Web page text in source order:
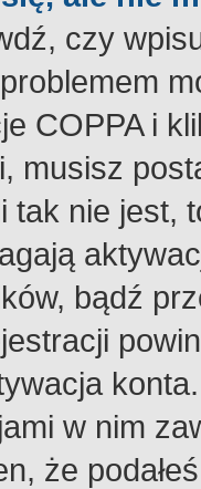
czy
COPPA i
musisz
tak nie jest,
bądź
w nim
że